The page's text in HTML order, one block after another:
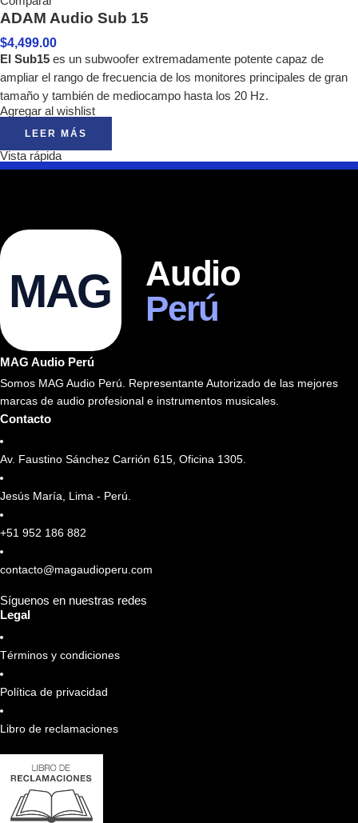
ADAM Audio Sub 15
$4,499.00
El Sub15 es un subwoofer extremadamente potente capaz de
ampliar el rango de frecuencia de los monitores principales de gran
tamaño y también de mediocampo hasta los 20 Hz.
Agregar al wishlist
LEER MÁS
Vista rápida
MAG
Audio
Perú
MAG Audio Perú
Somos MAG Audio Perú. Representante Autorizado de las mejores
marcas de audio profesional e instrumentos musicales.
Contacto
Av. Faustino Sánchez Carrión 615, Oficina 1305.
Jesús María, Lima - Perú.
+51 952 186 882
contacto@magaudioperu.com
Síguenos en nuestras redes
Legal
Términos y condiciones
Política de privacidad
Libro de reclamaciones